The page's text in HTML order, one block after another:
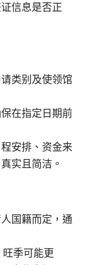
信息是否正
类别及使领馆
在指定日期前
安排、资金来
实且简洁。
国籍而定，通
季可能更